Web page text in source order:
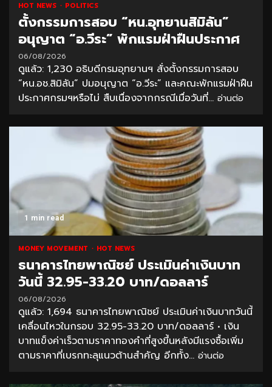
HOT NEWS POLITICS
ตั้งกรรมการสอบ “หน.อุทยานสิมิลัน”
อนุญาต “อ.วีระ” พักแรมฝ่าฝืนประกาศ
06/08/2026
ดูแล้ว: 1,230 อธิบดีกรมอุทยานฯ​ สั่งตั้งกรรมการสอบ
“หน.อช.สิมิลัน” ปมอนุญาต “อ.วีระ” และคณะพักแรมฝ่าฝืน
ประกาศกรมฯหรือไม่ สืบเนื่องจากกรณีเมื่อวันที่... อ่านต่อ
1 min read
MONEY MOVEMENT HOT NEWS
ธนาคารไทยพาณิชย์ ประเมินค่าเงินบาท
วันนี้ 32.95-33.20 บาท/ดอลลาร์
06/08/2026
ดูแล้ว: 1,694 ธนาคารไทยพาณิชย์ ประเมินค่าเงินบาทวันนี้
เคลื่อนไหวในกรอบ 32.95-33.20 บาท/ดอลลาร์ • เงิน
บาทแข็งค่าเร็วตามราคาทองคำที่สูงขึ้นหลังมีแรงซื้อเพิ่ม
ตามราคาที่เบรกทะลุแนวต้านสำคัญ อีกทั้ง... อ่านต่อ